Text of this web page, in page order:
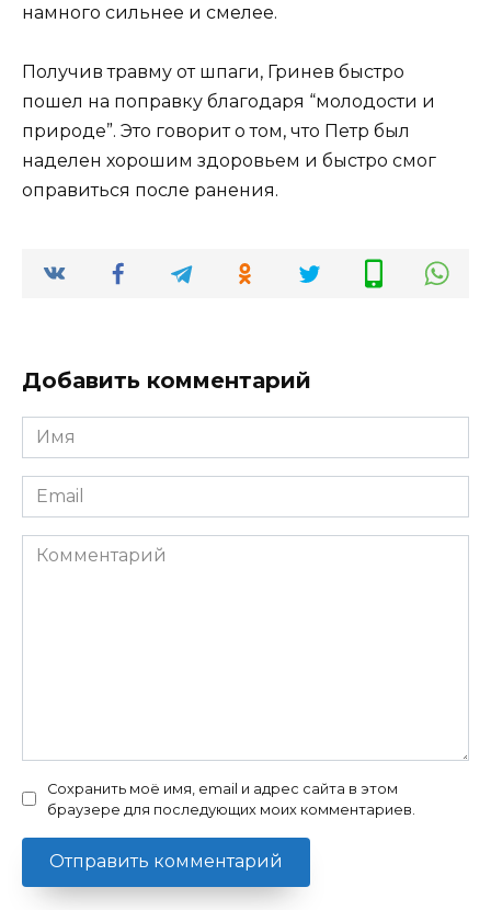
намного сильнее и смелее.
Получив травму от шпаги, Гринев быстро
пошел на поправку благодаря “молодости и
природе”. Это говорит о том, что Петр был
наделен хорошим здоровьем и быстро смог
оправиться после ранения.
Добавить комментарий
Имя
*
Email
*
Комментарий
Сохранить моё имя, email и адрес сайта в этом
браузере для последующих моих комментариев.